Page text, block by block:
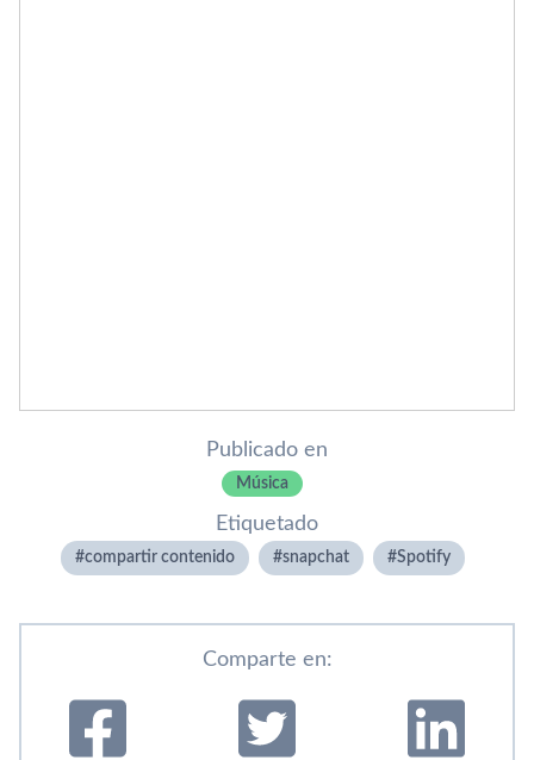
Publicado en
Música
Etiquetado
compartir contenido snapchat Spotify
Comparte en: